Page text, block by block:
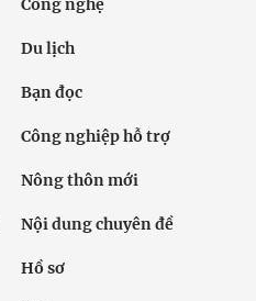
Công nghệ
Du lịch
Bạn đọc
Công nghiệp hỗ trợ
Nông thôn mới
Nội dung chuyên đề
Hồ sơ